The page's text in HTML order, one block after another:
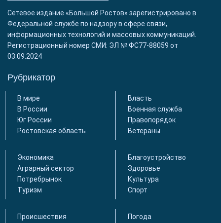
Сетевое издание «Большой Ростов» зарегистрировано в
Федеральной службе по надзору в сфере связи,
информационных технологий и массовых коммуникаций.
Регистрационный номер СМИ: ЭЛ № ФС77-88059 от
03.09.2024
Рубрикатор
В мире
В России
Юг России
Ростовская область
Власть
Военная служба
Правопорядок
Ветераны
Экономика
Аграрный сектор
Потребрынок
Туризм
Благоустройство
Здоровье
Культура
Спорт
Происшествия
Погода